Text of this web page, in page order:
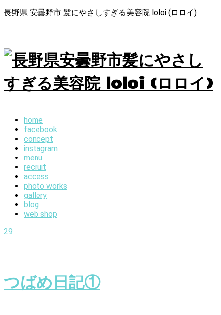
長野県 安曇野市 髪にやさしすぎる美容院 loloi (ロロイ)
home
facebook
concept
instagram
menu
recruit
access
photo works
gallery
blog
web shop
29
つばめ日記①